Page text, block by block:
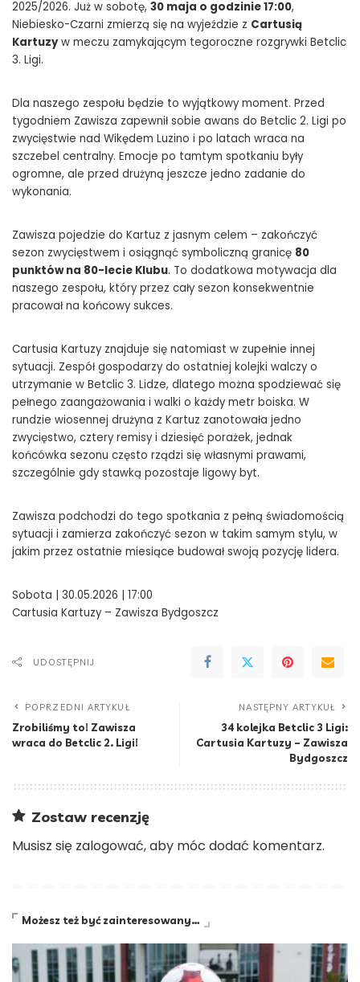
2025/2026. Już w sobotę, 30 maja o godzinie 17:00,
Niebiesko-Czarni zmierzą się na wyjeździe z Cartusią
Kartuzyw meczu zamykającym tegoroczne rozgrywki Betclic
3. Ligi.
Dla naszego zespołu będzie to wyjątkowy moment. Przed
tygodniem Zawisza zapewnił sobie awans do Betclic 2. Ligi po
zwycięstwie nad Wikędem Luzino i po latach wraca na
szczebel centralny. Emocje po tamtym spotkaniu były
ogromne, ale przed drużyną jeszcze jedno zadanie do
wykonania.
Zawisza pojedzie do Kartuz z jasnym celem – zakończyć
sezon zwycięstwem i osiągnąć symboliczną granicę 80
punktów na 80-lecie Klubu. To dodatkowa motywacja dla
naszego zespołu, który przez cały sezon konsekwentnie
pracował na końcowy sukces.
Cartusia Kartuzy znajduje się natomiast w zupełnie innej
sytuacji. Zespół gospodarzy do ostatniej kolejki walczy o
utrzymanie w Betclic 3. Lidze, dlatego można spodziewać się
pełnego zaangażowania i walki o każdy metr boiska. W
rundzie wiosennej drużyna z Kartuz zanotowała jedno
zwycięstwo, cztery remisy i dziesięć porażek, jednak
końcówka sezonu często rządzi się własnymi prawami,
szczególnie gdy stawką pozostaje ligowy byt.
Zawisza podchodzi do tego spotkania z pełną świadomością
sytuacji i zamierza zakończyć sezon w takim samym stylu, w
jakim przez ostatnie miesiące budował swoją pozycję lidera.
Sobota | 30.05.2026 | 17:00
Cartusia Kartuzy – Zawisza Bydgoszcz
UDOSTĘPNIJ
POPRZEDNI ARTYKUŁ
Zrobiliśmy to! Zawisza
wraca do Betclic 2. Ligi!
NASTĘPNY ARTYKUŁ
34 kolejka Betclic 3 Ligi:
Cartusia Kartuzy – Zawisza
Bydgoszcz
Zostaw recenzję
Musisz się zalogować, aby móc dodać komentarz.
Możesz też być zainteresowany…